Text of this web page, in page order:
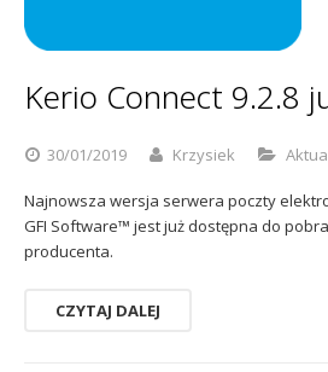
Kerio Connect 9.2.8
30/01/2019 Krzysiek
Najnowsza wersja serwera poczty
GFI Software™ jest już dostępna do
producenta.
CZYTAJ DALEJ